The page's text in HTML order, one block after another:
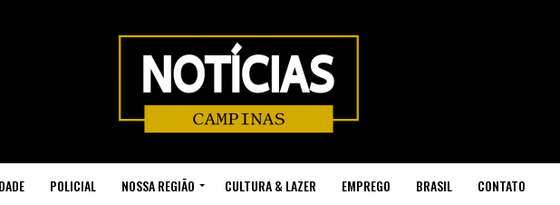
POLICIAL NOSSA REGIÃO CULTURA & LAZER EMPREGO BRASIL CONTATO